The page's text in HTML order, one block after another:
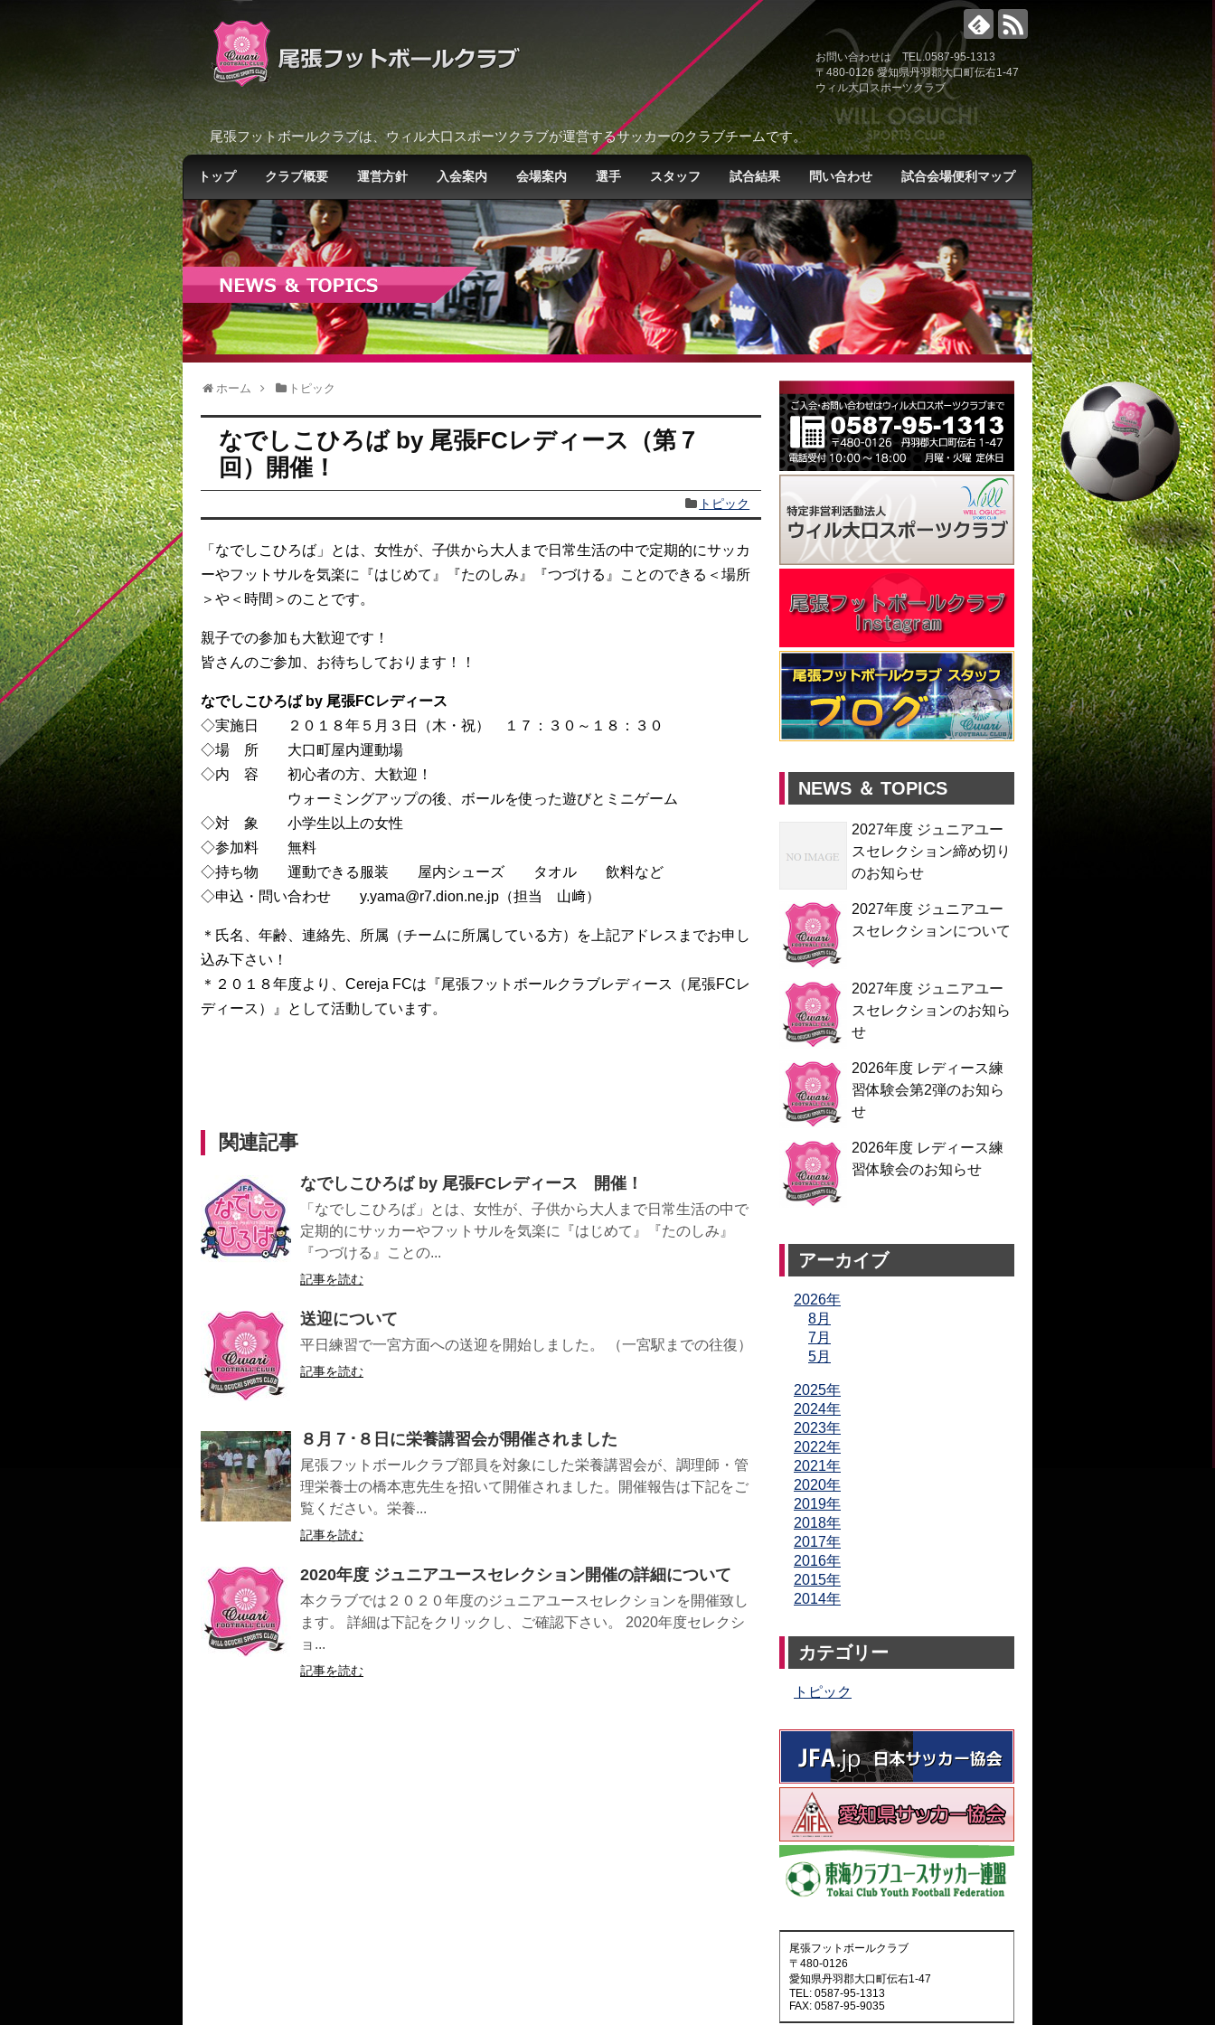
お問い合わせは TEL.0587-95-1313
〒480-0126 愛知県丹羽郡大口町伝右1-47
ウィル大口スポーツクラブ
尾張フットボールクラブは、ウィル大口スポーツクラブが運営するサッカーのクラブチームです。
トップ クラブ概要 運営方針 入会案内 会場案内 選手 スタッフ 試合結果 問い合わせ 試合会場便利マップ
ホーム トピック
なでしこひろば by 尾張FCレディース（第７
回）開催！
トピック
「なでしこひろば」とは、女性が、子供から大人まで日常生活の中で定期的にサッカ
ーやフットサルを気楽に『はじめて』『たのしみ』『つづける』ことのできる＜場所
＞や＜時間＞のことです。
親子での参加も大歓迎です！
皆さんのご参加、お待ちしております！！
なでしこひろば by 尾張FCレディース
◇実施日 ２０１８年５月３日（木・祝） １７：３０～１８：３０
◇場 所 大口町屋内運動場
◇内 容 初心者の方、大歓迎！
ウォーミングアップの後、ボールを使った遊びとミニゲーム
◇対 象 小学生以上の女性
◇参加料 無料
◇持ち物 運動できる服装 屋内シューズ タオル 飲料など
◇申込・問い合わせ y.yama@r7.dion.ne.jp（担当 山﨑）
＊氏名、年齢、連絡先、所属（チームに所属している方）を上記アドレスまでお申し
込み下さい！
＊２０１８年度より、Cereja FCは『尾張フットボールクラブレディース（尾張FCレ
ディース）』として活動しています。
関連記事
なでしこひろば by 尾張FCレディース 開催！
「なでしこひろば」とは、女性が、子供から大人まで日常生活の中で
定期的にサッカーやフットサルを気楽に『はじめて』『たのしみ』
『つづける』ことの...
記事を読む
送迎について
平日練習で一宮方面への送迎を開始しました。 （一宮駅までの往復）
記事を読む
８月７･８日に栄養講習会が開催されました
尾張フットボールクラブ部員を対象にした栄養講習会が、調理師・管
理栄養士の橋本恵先生を招いて開催されました。開催報告は下記をご
覧ください。栄養...
記事を読む
2020年度 ジュニアユースセレクション開催の詳細について
本クラブでは２０２０年度のジュニアユースセレクションを開催致し
ます。 詳細は下記をクリックし、ご確認下さい。 2020年度セレクシ
ョ...
記事を読む
NEWS ＆ TOPICS
2027年度 ジュニアユー
スセレクション締め切り
のお知らせ
2027年度 ジュニアユー
スセレクションについて
2027年度 ジュニアユー
スセレクションのお知ら
せ
2026年度 レディース練
習体験会第2弾のお知ら
せ
2026年度 レディース練
習体験会のお知らせ
アーカイブ
2026年
8月
7月
5月
2025年
2024年
2023年
2022年
2021年
2020年
2019年
2018年
2017年
2016年
2015年
2014年
カテゴリー
トピック
尾張フットボールクラブ
〒480-0126
愛知県丹羽郡大口町伝右1-47
TEL: 0587-95-1313
FAX: 0587-95-9035